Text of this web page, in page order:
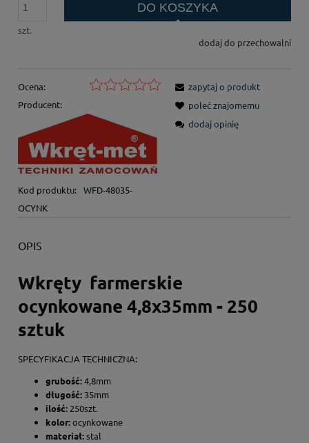
szt.
DO KOSZYKA
dodaj do przechowalni
Ocena:
Producent:
Kod produktu: WFD-48035-
OCYNK
zapytaj o produkt
poleć znajomemu
dodaj opinię
OPIS
Wkręty farmerskie
ocynkowane 4,8x35mm - 250
sztuk
SPECYFIKACJA TECHNICZNA:
grubość:4,8mm
długość: 35mm
ilość: 250szt.
kolor:ocynkowane
materiał:stal